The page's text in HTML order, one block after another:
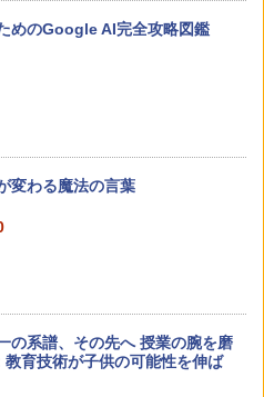
めのGoogle AI完全攻略図鑑
変わる魔法の言葉
の系譜、その先へ 授業の腕を磨
教育技術が子供の可能性を伸ば